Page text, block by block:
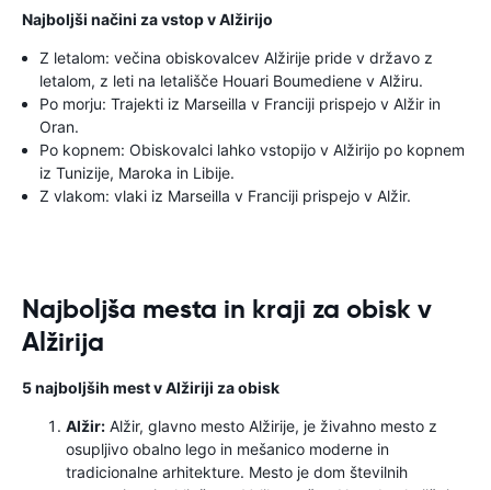
Najboljši načini za vstop v Alžirijo
Z letalom: večina obiskovalcev Alžirije pride v državo z
letalom, z leti na letališče Houari Boumediene v Alžiru.
Po morju: Trajekti iz Marseilla v Franciji prispejo v Alžir in
Oran.
Po kopnem: Obiskovalci lahko vstopijo v Alžirijo po kopnem
iz Tunizije, Maroka in Libije.
Z vlakom: vlaki iz Marseilla v Franciji prispejo v Alžir.
Najboljša mesta in kraji za obisk v
Alžirija
5 najboljših mest v Alžiriji za obisk
Alžir: Alžir, glavno mesto Alžirije, je živahno mesto z
osupljivo obalno lego in mešanico moderne in
tradicionalne arhitekture. Mesto je dom številnih